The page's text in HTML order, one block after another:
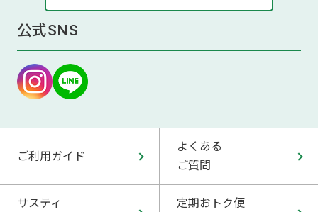
公式SNS
ご利用ガイド
よくある
ご質問
サスティ
定期おトク便